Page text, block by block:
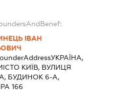
ІВАН
УКРАЇНА,
КИЇВ, ВУЛИЦЯ
БУДИНОК 6-А,
166